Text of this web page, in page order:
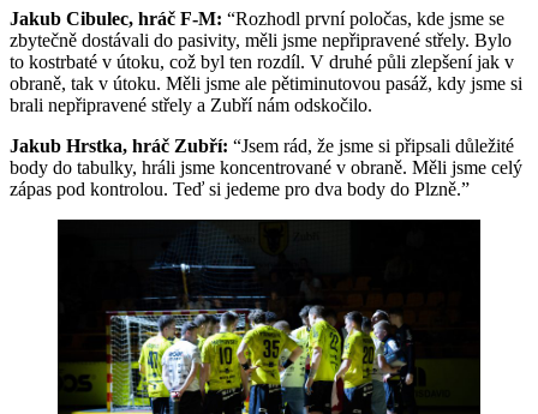
Jakub Cibulec, hráč F-M: “Rozhodl první poločas, kde jsme se
zbytečně dostávali do pasivity, měli jsme nepřipravené střely. Bylo
to kostrbaté v útoku, což byl ten rozdíl. V druhé půli zlepšení jak v
obraně, tak v útoku. Měli jsme ale pětiminutovou pasáž, kdy jsme si
brali nepřipravené střely a Zubří nám odskočilo.
Jakub Hrstka, hráč Zubří: “Jsem rád, že jsme si připsali důležité
body do tabulky, hráli jsme koncentrované v obraně. Měli jsme celý
zápas pod kontrolou. Teď si jedeme pro dva body do Plzně.”